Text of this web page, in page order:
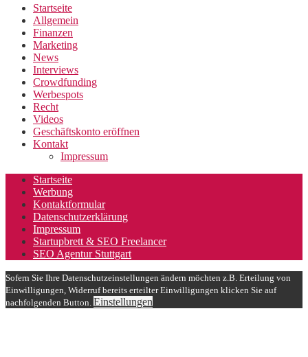
Startseite
Allgemein
Finanzen
Marketing
News
Interviews
Crowdfunding
Werbespots
Recht
Videos
Geschäftskonto eröffnen
Kontakt
Impressum
Startseite
Werbung
Kontaktformular
Datenschutzerklärung
Impressum
Startupbrett & SEO Freelancer
SEO Agentur Stuttgart
Sofern Sie Ihre Datenschutzeinstellungen ändern möchten z.B. Erteilung von
Einwilligungen, Widerruf bereits erteilter Einwilligungen klicken Sie auf
nachfolgenden Button. Einstellungen